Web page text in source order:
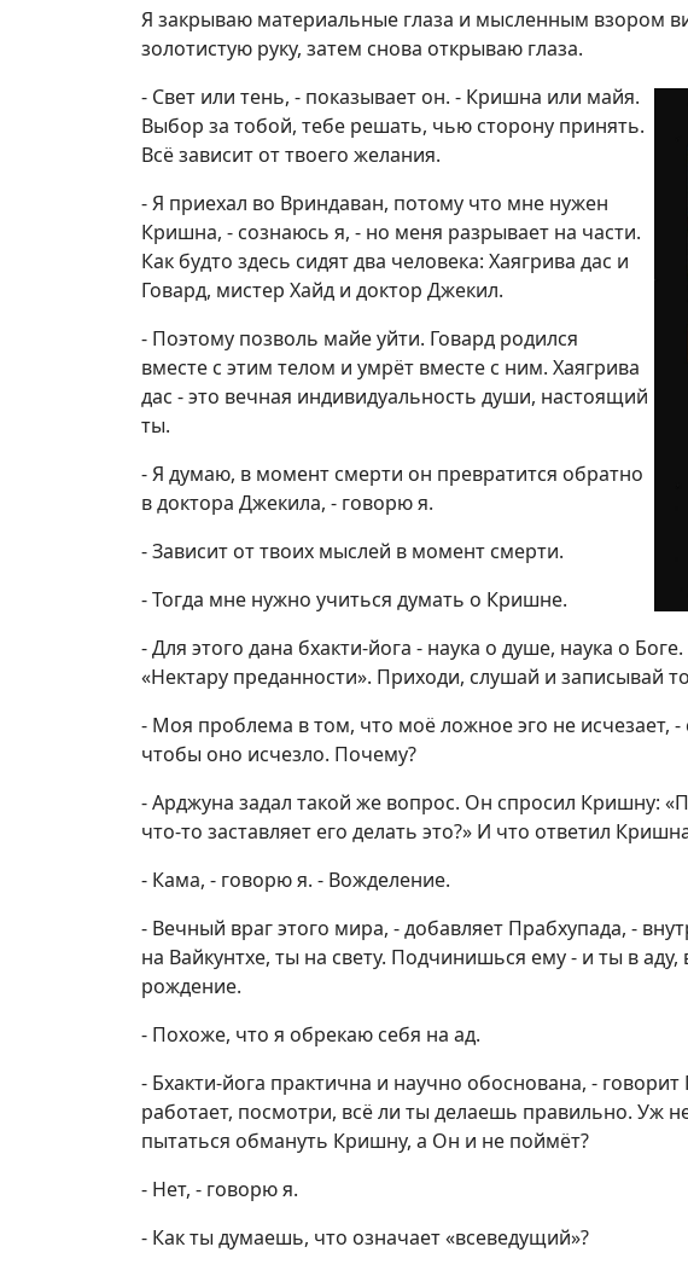
Я закрываю материальные глаза и мысленным взором
золотистую руку, затем снова открываю глаза.
- Свет или тень, - показывает он. - Кришна или майя.
Выбор за тобой, тебе решать, чью сторону принять.
Всё зависит от твоего желания.
- Я приехал во Вриндаван, потому что мне нужен
Кришна, - сознаюсь я, - но меня разрывает на части.
Как будто здесь сидят два человека: Хаягрива дас и
Говард, мистер Хайд и доктор Джекил.
- Поэтому позволь майе уйти. Говард родился
вместе с этим телом и умрёт вместе с ним. Хаягрива
дас - это вечная индивидуальность души, настоящий
ты.
- Я думаю, в момент смерти он превратится обратно
в доктора Джекила, - говорю я.
- Зависит от твоих мыслей в момент смерти.
- Тогда мне нужно учиться думать о Кришне.
- Для этого дана бхакти-йога - наука о душе, наука о
«Нектару преданности». Приходи, слушай и записывай
- Моя проблема в том, что моё ложное эго не исчезает, -
чтобы оно исчезло. Почему?
- Арджуна задал такой же вопрос. Он спросил Кришну:
что-то заставляет его делать это?» И что ответил
- Кама, - говорю я. - Вожделение.
- Вечный враг этого мира, - добавляет Прабхупада, -
на Вайкунтхе, ты на свету. Подчинишься ему - и ты в
рождение.
- Похоже, что я обрекаю себя на ад.
- Бхакти-йога практична и научно обоснована, -
работает, посмотри, всё ли ты делаешь правильно. Уж
пытаться обмануть Кришну, а Он и не поймёт?
- Нет, - говорю я.
- Как ты думаешь, что означает «всеведущий»?